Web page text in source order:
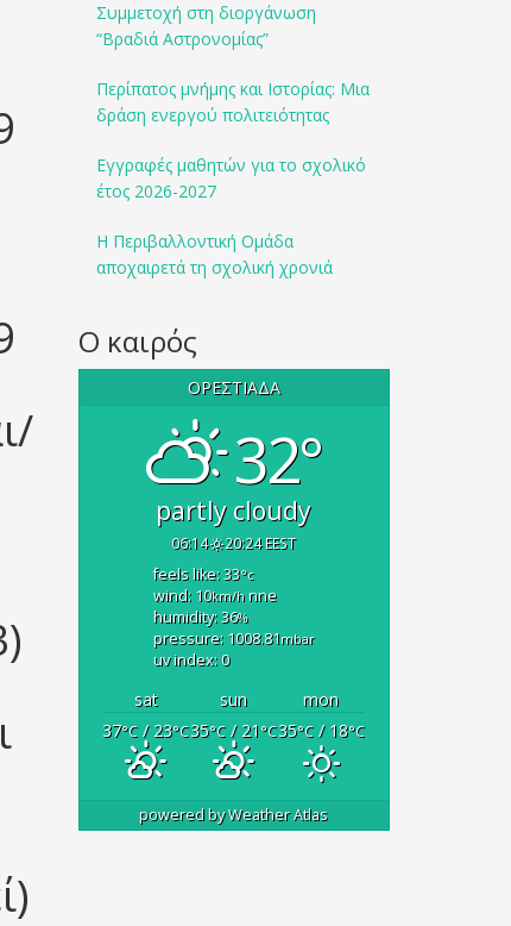
Συμμετοχή στη διοργάνωση
“Βραδιά Αστρονομίας”
Περίπατος μνήμης και Ιστορίας: Μια
δράση ενεργού πολιτειότητας
Εγγραφές μαθητών για το σχολικό
έτος 2026-2027
Η Περιβαλλοντική Ομάδα
αποχαιρετά τη σχολική χρονιά
Ο καιρός
ΟΡΕΣΤΙΆΔΑ
32°
partly cloudy
06:14 20:24 EEST
feels like: 33°c
wind: 10km/hnne
humidity: 36%
pressure: 1008.81mbar
uv index: 0
sat sun
mon
37°C / 23°C35°C/ 21°C35°C/ 18°C
powered byWeather Atlas